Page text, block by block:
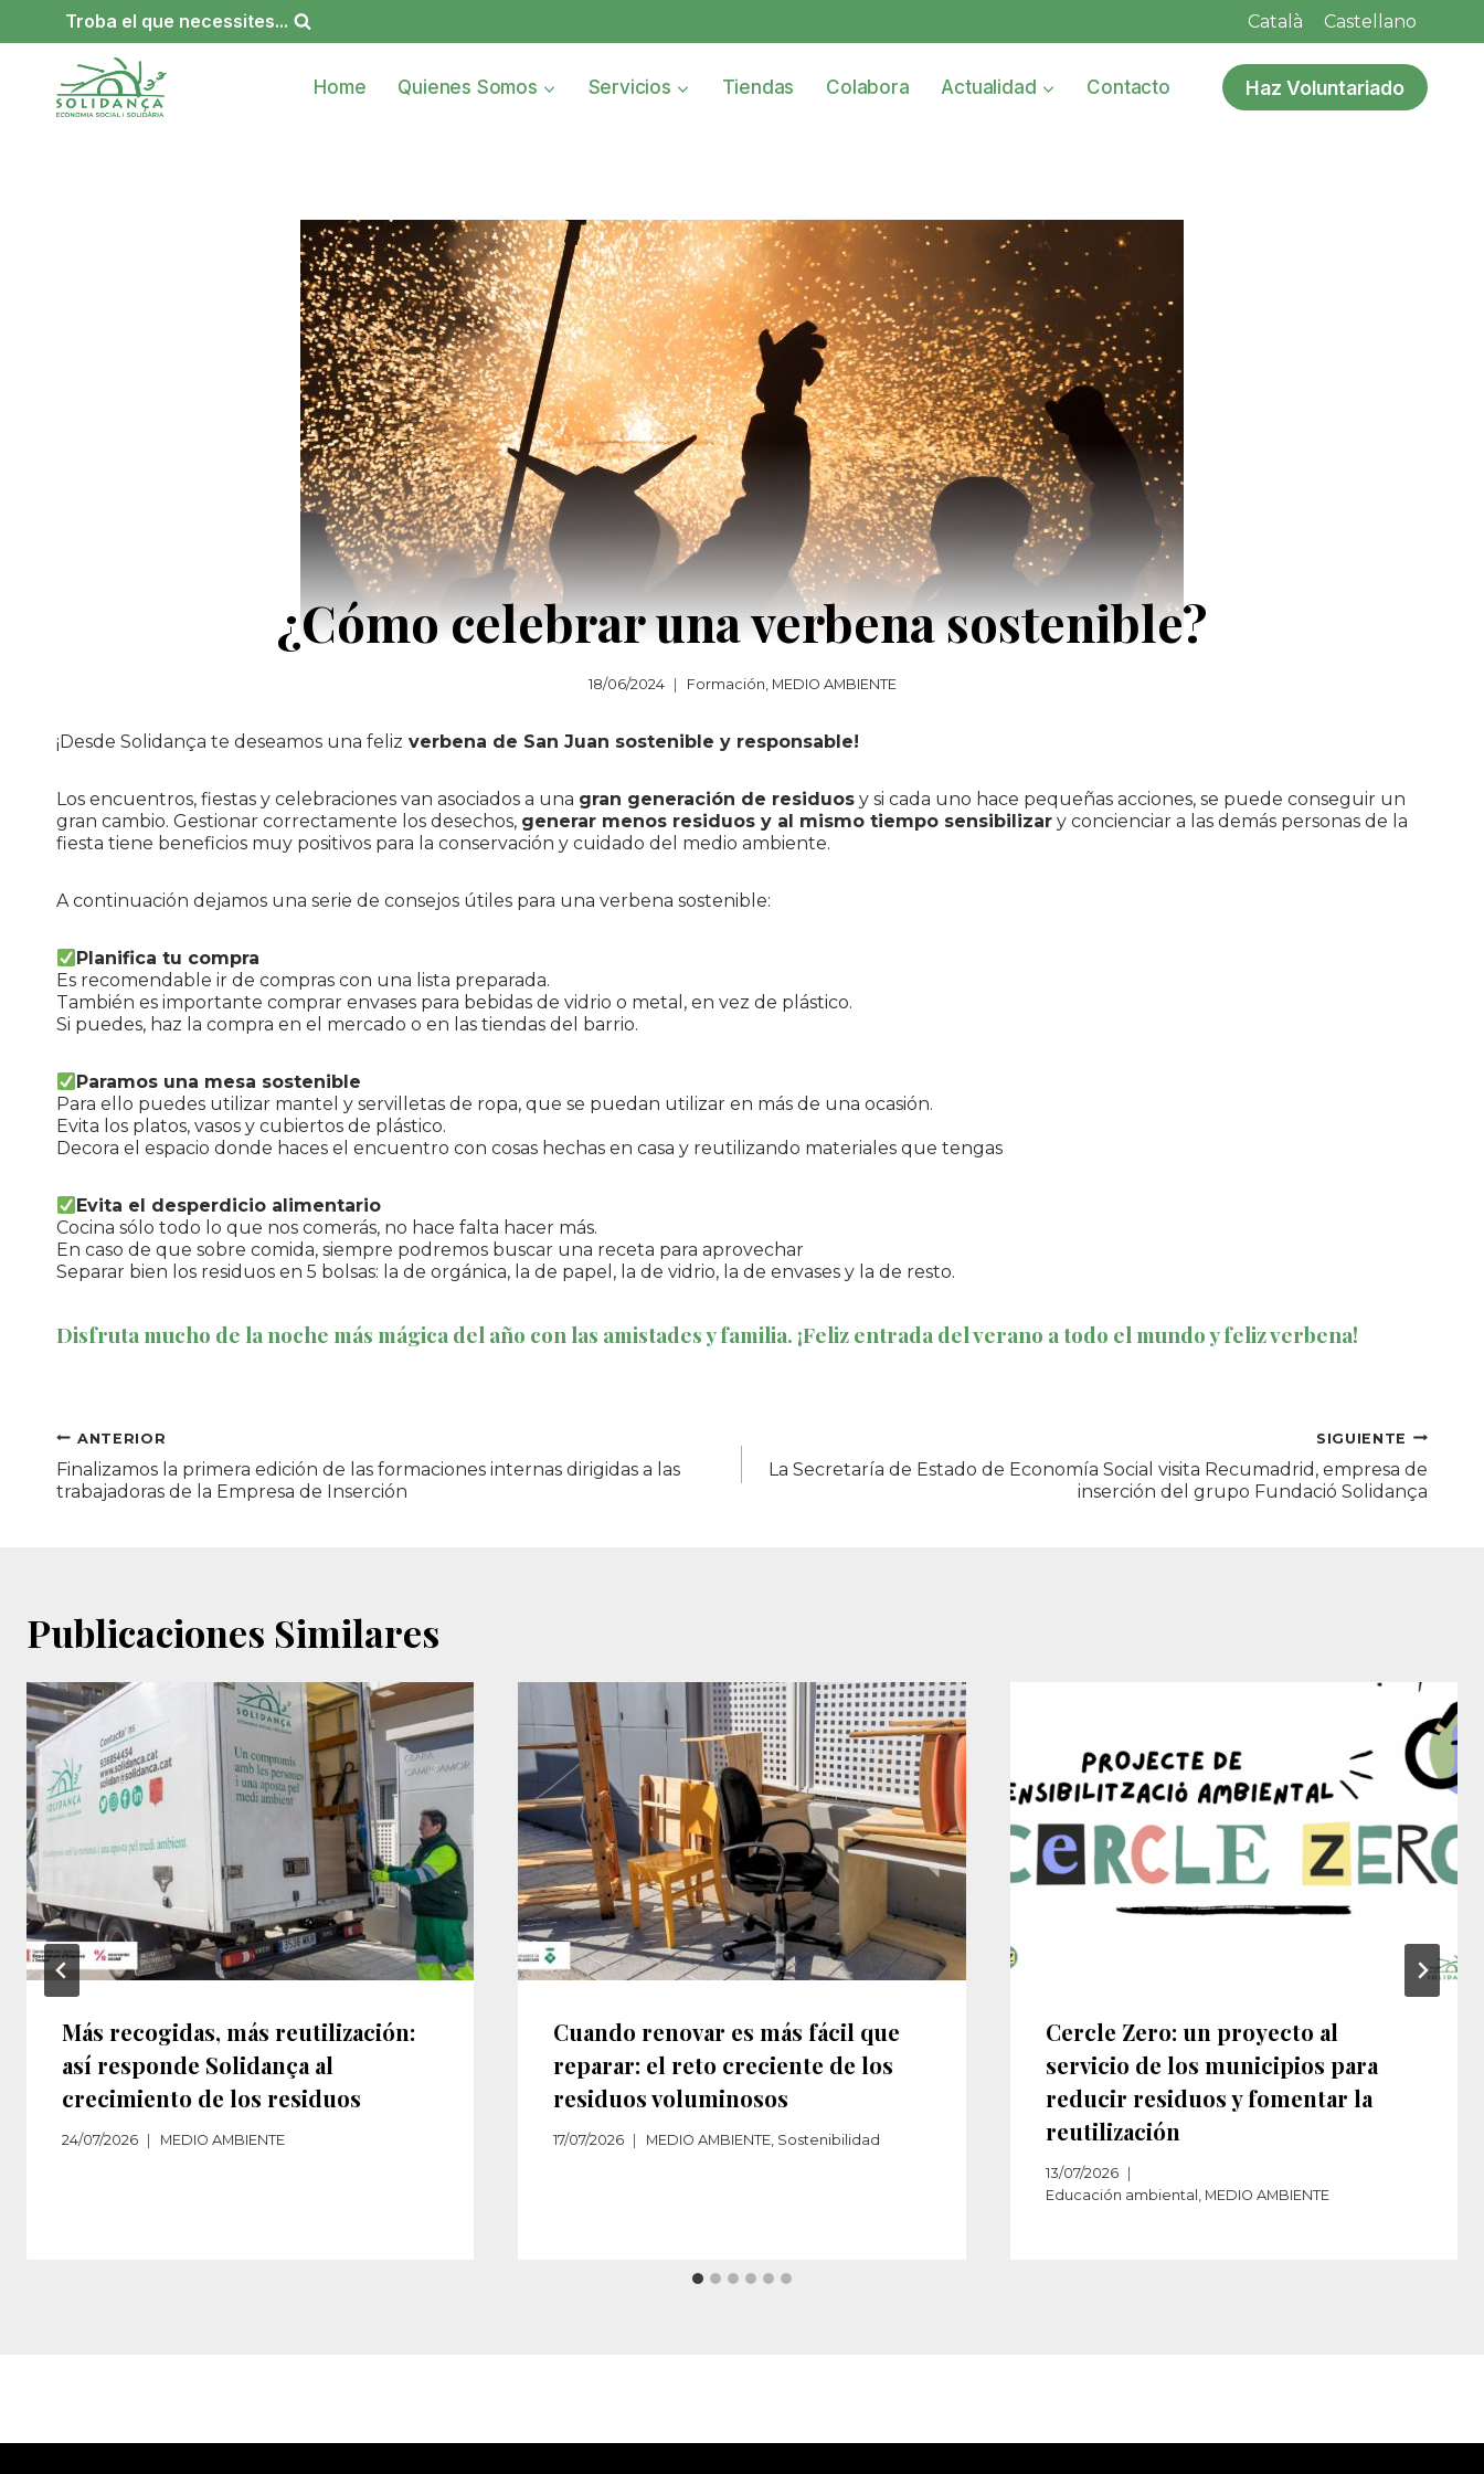
Troba el que necessites... Català Castellano
Home Quienes Somos Servicios Tiendas Colabora Actualidad Contacto Haz Voluntariado
¿Cómo celebrar una verbena sostenible?
18/06/2024 Formación, MEDIO AMBIENTE
¡Desde Solidança te deseamos una feliz verbena de San Juan sostenible y responsable!
Los encuentros, fiestas y celebraciones van asociados a una gran generación de residuos y si cada uno hace pequeñas acciones, se puede conseguir un
gran cambio. Gestionar correctamente los desechos, generar menos residuos y al mismo tiempo sensibilizar y concienciar a las demás personas de la
fiesta tiene beneficios muy positivos para la conservación y cuidado del medio ambiente.
A continuación dejamos una serie de consejos útiles para una verbena sostenible:
Planifica tu compra
Es recomendable ir de compras con una lista preparada.
También es importante comprar envases para bebidas de vidrio o metal, en vez de plástico.
Si puedes, haz la compra en el mercado o en las tiendas del barrio.
Paramos una mesa sostenible
Para ello puedes utilizar mantel y servilletas de ropa, que se puedan utilizar en más de una ocasión.
Evita los platos, vasos y cubiertos de plástico.
Decora el espacio donde haces el encuentro con cosas hechas en casa y reutilizando materiales que tengas
Evita el desperdicio alimentario
Cocina sólo todo lo que nos comerás, no hace falta hacer más.
En caso de que sobre comida, siempre podremos buscar una receta para aprovechar
Separar bien los residuos en 5 bolsas: la de orgánica, la de papel, la de vidrio, la de envases y la de resto.
Disfruta mucho de la noche más mágica del año con las amistades y familia. ¡Feliz entrada del verano a todo el mundo y feliz verbena!
Navegación
de
ANTERIOR
Finalizamos la primera edición de las formaciones internas dirigidas a las
trabajadoras de la Empresa de Inserción
SIGUIENTE
La Secretaría de Estado de Economía Social visita Recumadrid, empresa de
inserción del grupo Fundació Solidança
Publicaciones Similares
Más recogidas, más reutilización:
así responde Solidança al
crecimiento de los residuos‌
24/07/2026 MEDIO AMBIENTE
Cuando renovar es más fácil que
reparar: el reto creciente de los
residuos voluminosos
17/07/2026 MEDIO AMBIENTE Sostenibilidad
Cercle Zero: un proyecto al
servicio de los municipios para
reducir residuos y fomentar la
reutilización
13/07/2026
Educación ambiental MEDIO AMBIENTE